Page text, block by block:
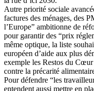
Autre priorité sociale
factures des ménages, des
l’Europe” ambitionne de
pour garantir des “prix
même optique, la liste
européen d’aide aux plus
exemple les Restos du
contre la précarité
Pour défendre “les
entendent aussi mettre en